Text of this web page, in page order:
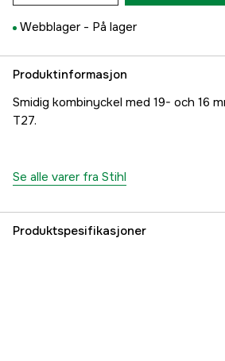
Webblager - På lager
Produktinformasjon
Smidig kombinyckel med 19- och 16
T27.
Se alle varer fra Stihl
Produktspesifikasjoner